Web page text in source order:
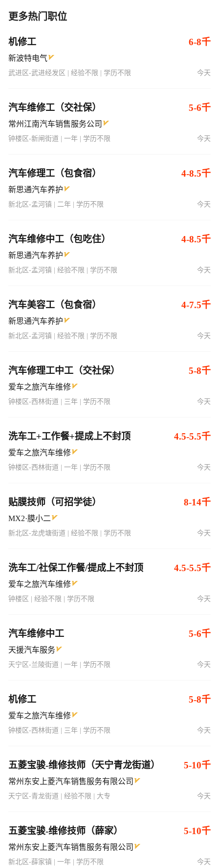
更多热门职位
机修工 6-8千
新波特电气
武进区-武进经发区 | 经验不限 | 学历不限 今天
汽车维修工（交社保） 5-6千
常州江南汽车销售服务公司
钟楼区-新闸街道 | 一年 | 学历不限 今天
汽车修理工（包食宿） 4-8.5千
新思通汽车养护
新北区-孟河镇 | 二年 | 学历不限 今天
汽车维修中工（包吃住） 4-8.5千
新思通汽车养护
新北区-孟河镇 | 经验不限 | 学历不限 今天
汽车美容工（包食宿） 4-7.5千
新思通汽车养护
新北区-孟河镇 | 经验不限 | 学历不限 今天
汽车修理工中工（交社保） 5-8千
爱车之旅汽车维修
钟楼区-西林街道 | 三年 | 学历不限 今天
洗车工+工作餐+提成上不封顶 4.5-5.5千
爱车之旅汽车维修
钟楼区-西林街道 | 一年 | 学历不限 今天
贴膜技师（可招学徒） 8-14千
MX2·膜小二
新北区-龙虎塘街道 | 经验不限 | 学历不限 今天
洗车工/社保工作餐/提成上不封顶 4.5-5.5千
爱车之旅汽车维修
钟楼区 | 经验不限 | 学历不限 今天
汽车维修中工 5-6千
天援汽车服务
天宁区-兰陵街道 | 一年 | 学历不限 今天
机修工 5-8千
爱车之旅汽车维修
钟楼区-西林街道 | 三年 | 学历不限 今天
五菱宝骏-维修技师（天宁青龙街道） 5-10千
常州东安上菱汽车销售服务有限公司
天宁区-青龙街道 | 经验不限 | 大专 今天
五菱宝骏-维修技师（薛家） 5-10千
常州东安上菱汽车销售服务有限公司
新北区-薛家镇 | 一年 | 学历不限 今天